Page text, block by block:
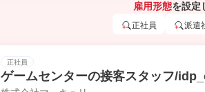
雇用形態を設定
正社員 派遣
正社員
ゲームセンターの接客スタッフ/